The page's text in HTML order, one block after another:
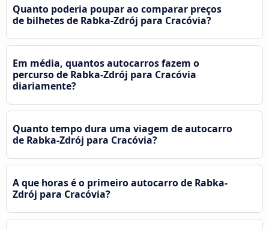
Quanto poderia poupar ao comparar preços
de bilhetes de Rabka-Zdrój para Cracóvia?
Em média, quantos autocarros fazem o
percurso de Rabka-Zdrój para Cracóvia
diariamente?
Quanto tempo dura uma viagem de autocarro
de Rabka-Zdrój para Cracóvia?
A que horas é o primeiro autocarro de Rabka-
Zdrój para Cracóvia?